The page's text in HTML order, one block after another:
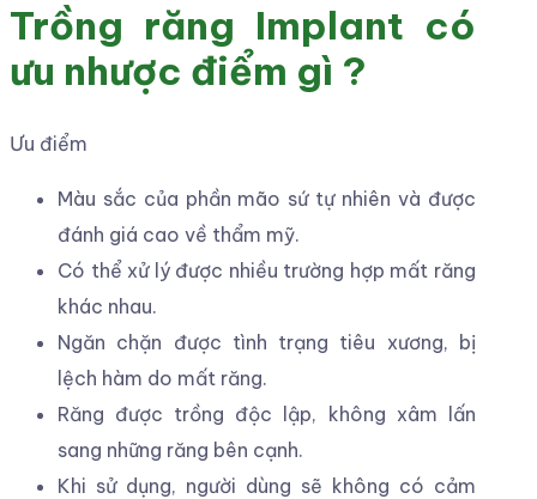
Trồng răng Implant có
ưu nhược điểm gì ?
Ưu điểm
Màu sắc của phần mão sứ tự nhiên và được
đánh giá cao về thẩm mỹ.
Có thể xử lý được nhiều trường hợp mất răng
khác nhau.
Ngăn chặn được tình trạng tiêu xương, bị
lệch hàm do mất răng.
Răng được trồng độc lập, không xâm lấn
sang những răng bên cạnh.
Khi sử dụng, người dùng sẽ không có cảm